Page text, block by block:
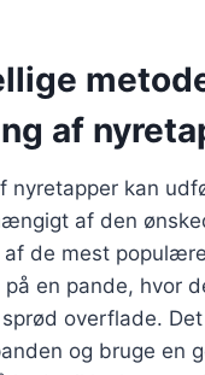
af
nyretapper kan
af den
af de mest
på en pande, hvor
overflade.
og bruge en